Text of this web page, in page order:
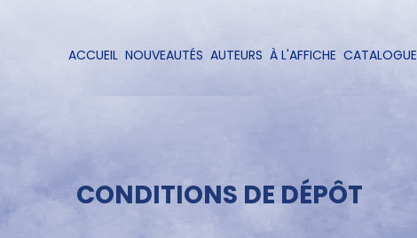
contenu
Navigation
ACCUEIL NOUVEAUTÉS AUTEURS À L'AFFICHE CATALOGUE
CONDITIONS DE DÉPÔT